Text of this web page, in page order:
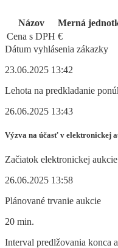
Názov Merná
Cena s DPH €
Dátum vyhlásenia zákazky
23.06.2025 13:42
Lehota na predkladanie
26.06.2025 13:43
Výzva na účasť v elektronickej
Začiatok elektronickej aukcie
26.06.2025 13:58
Plánované trvanie aukcie
20 min.
Interval predlžovania konca